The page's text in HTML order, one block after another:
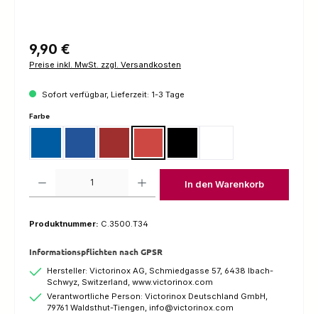
Regulärer Preis:
9,90 €
Preise inkl. MwSt. zzgl. Versandkosten
Sofort verfügbar, Lieferzeit: 1-3 Tage
Farbeauswählen
In den Warenkorb
Produktnummer: C.3500.T34
Informationspflichten nach GPSR
Hersteller: Victorinox AG, Schmiedgasse 57, 6438 Ibach-
Schwyz, Switzerland, www.victorinox.com
Verantwortliche Person: Victorinox Deutschland GmbH,
79761 Waldsthut-Tiengen, info@victorinox.com